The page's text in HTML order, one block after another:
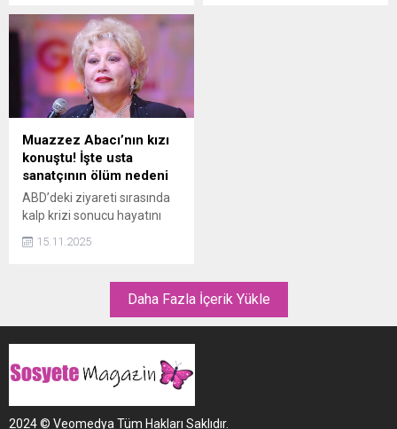
nereye defnedilecek?
Haldun Dormen vasiyeti
neydi?
Muazzez Abacı’nın kızı
konuştu! İşte usta
sanatçının ölüm nedeni
ABD’deki ziyareti sırasında
kalp krizi sonucu hayatını
kaybeden Türk sanat
müziğinin usta ismi
Saba Abacı, usta sanatçının
ölüm nedeniyle ilgili
Anjiyodan sonra birçok
olabiliyormuş. Antibiyotik
tedavisine başlandı. Annem
reaksiyon verdi ifadelerini
15.11.2025
Daha Fazla İçerik Yükle
2024 © Veomedya Tüm Hakları Saklıdır.